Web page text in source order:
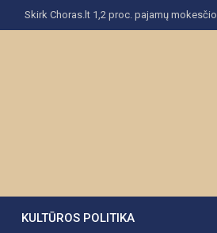
Skirk Choras.lt 1,2 proc. pajamų mokesčio
KULTŪROS POLITIKA